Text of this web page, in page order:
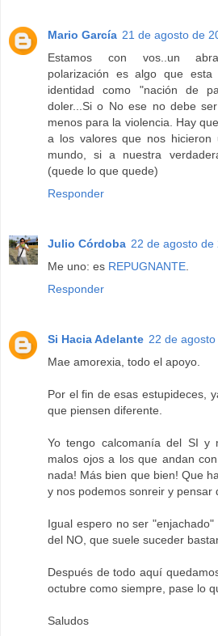
Mario García 21 de agosto de
Estamos con vos..un
polarización es algo que esta
identidad como "nación de
doler...Si o No ese no debe
menos para la violencia. Hay
a los valores que nos
mundo, si a nuestra
(quede lo que quede)
Responder
Julio Córdoba 22 de agosto de
Me uno: es REPUGNANTE
Responder
Si Hacia Adelante 22 de
Mae amorexia, todo el apoyo.
Por el fin de esas estupideces,
que piensen diferente.
Yo tengo calcomanía del SI y
malos ojos a los que andan
nada! Más bien que bien! Que
y nos podemos sonreir y pensar
Igual espero no ser
del NO, que suele suceder
Después de todo aquí
octubre como siempre, pase lo
Saludos